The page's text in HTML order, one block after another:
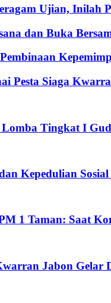
Ujian, Inilah
dan Buka
Pesta Siaga
Tingkat I
Kepedulian
1 Taman: Saat
Jabon Gelar